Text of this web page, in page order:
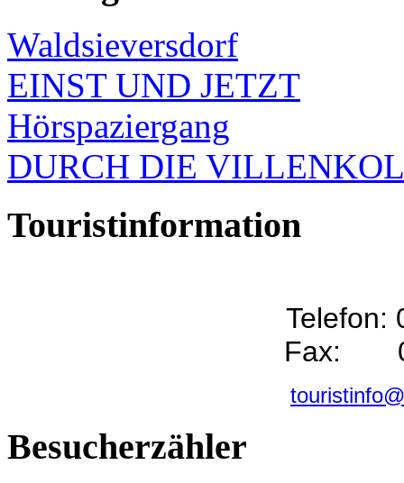
Waldsieversdorf
EINST UND JETZT
Hörspaziergang
DURCH DIE
Touristinformation
Telefon:
Fax:
Besucherzähler